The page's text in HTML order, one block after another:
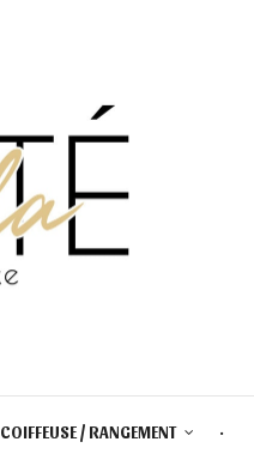
COIFFEUSE / RANGEMENT